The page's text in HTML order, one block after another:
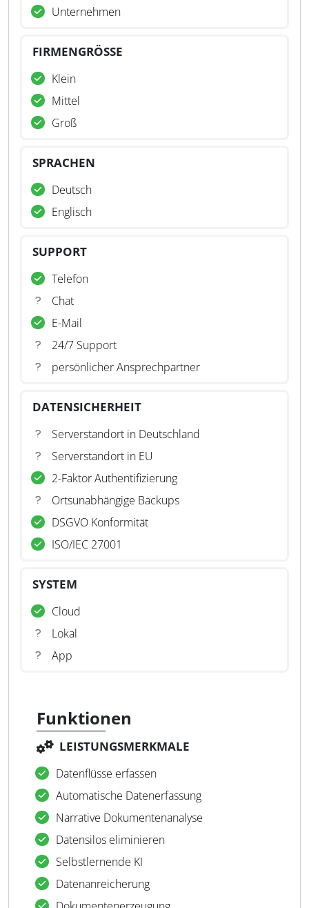
Unternehmen
FIRMENGRÖSSE
Klein
Mittel
Groß
SPRACHEN
Deutsch
Englisch
SUPPORT
Telefon
Chat
E-Mail
24/7 Support
persönlicher Ansprechpartner
DATENSICHERHEIT
Serverstandort in Deutschland
Serverstandort in EU
2-Faktor Authentifizierung
Ortsunabhängige Backups
DSGVO Konformität
ISO/IEC 27001
SYSTEM
Cloud
Lokal
App
Funktionen
LEISTUNGSMERKMALE
Datenflüsse erfassen
Automatische Datenerfassung
Narrative Dokumentenanalyse
Datensilos eliminieren
Selbstlernende KI
Datenanreicherung